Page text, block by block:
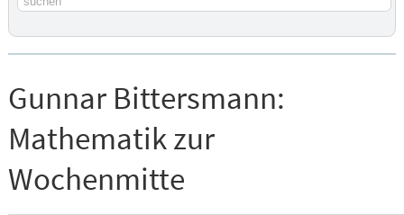
Gunnar Bittersmann:
Mathematik zur
Wochenmitte